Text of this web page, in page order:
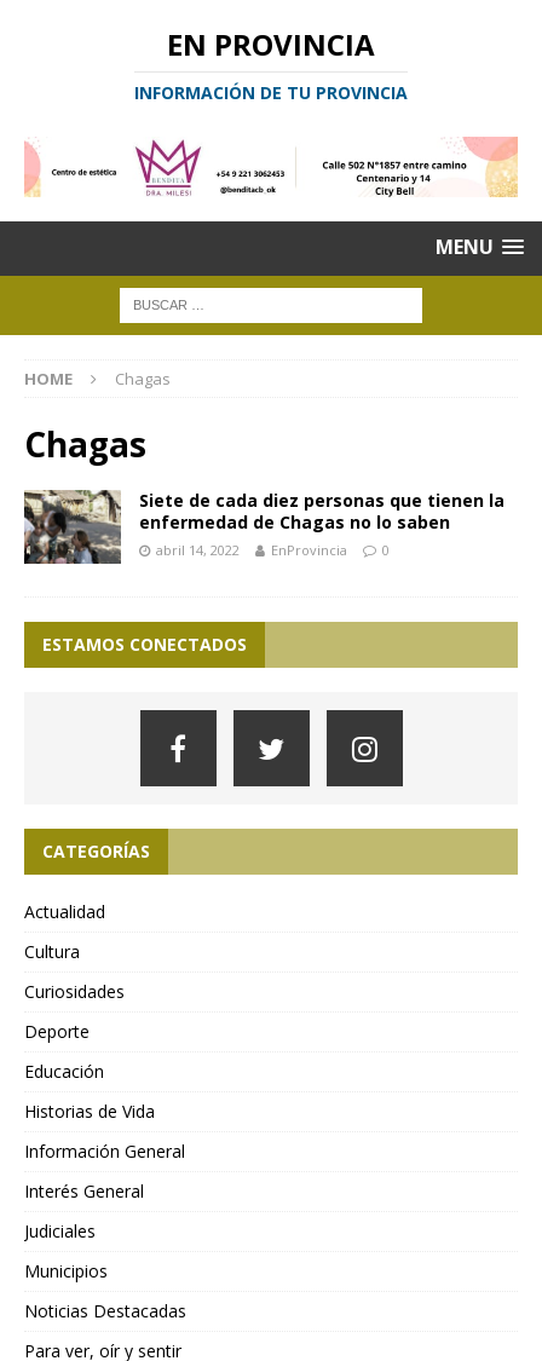
EN PROVINCIA
INFORMACIÓN DE TU PROVINCIA
MENU
HOME Chagas
Chagas
Siete de cada diez personas que tienen la
enfermedad de Chagas no lo saben
abril 14, 2022 EnProvincia 0
ESTAMOS CONECTADOS
CATEGORÍAS
Actualidad
Cultura
Curiosidades
Deporte
Educación
Historias de Vida
Información General
Interés General
Judiciales
Municipios
Noticias Destacadas
Para ver, oír y sentir